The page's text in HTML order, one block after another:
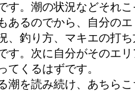
す。潮の状況などそれ
あるのでから、自分の
、釣り方、マキエの打
す。次に自分がそのエ
てくるはずです。
潮を読み続け、あちら